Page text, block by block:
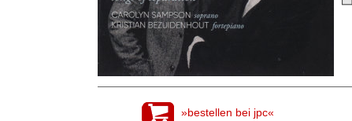
»bestellen bei jpc«